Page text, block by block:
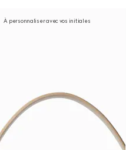
À personnaliser avec vos initiales